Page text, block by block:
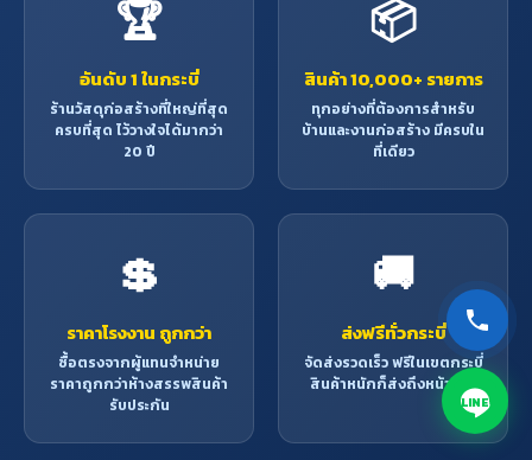
🏆
อันดับ 1 ในกระบี่
ร้านวัสดุก่อสร้างที่ใหญ่ที่สุด
ครบที่สุด ไว้วางใจได้มากว่า
20 ปี
📦
สินค้า 10,000+ รายการ
ทุกอย่างที่ต้องการสำหรับ
บ้านและงานก่อสร้าง มีครบใน
ที่เดียว
💲
ราคาโรงงาน ถูกกว่า
ซื้อตรงจากผู้แทนจำหน่าย
ราคาถูกกว่าห้างสรรพสินค้า
รับประกัน
🚚
ส่งฟรีทั่วกระบี่
จัดส่งรวดเร็ว ฟรีในเขตกระบี่
สินค้าหนักก็ส่งถึงหน้าบ้าน
LINE